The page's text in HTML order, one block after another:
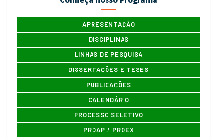
APRESENTAÇÃO
DISCIPLINAS
LINHAS DE PESQUISA
DISSERTAÇÕES E TESES
PUBLICAÇÕES
CALENDÁRIO
PROCESSO SELETIVO
PROAP / PROEX